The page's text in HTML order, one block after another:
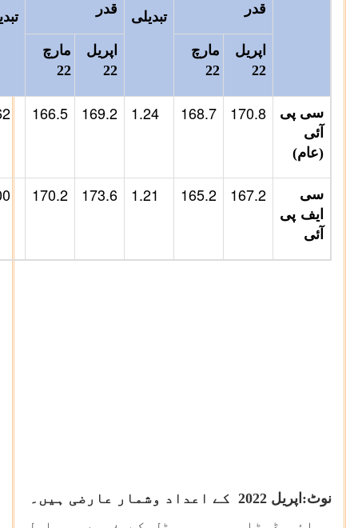
قدر
تبدیلی
قدر
اپریل
22
مارچ
22
اپریل
22
مارچ
22
سی پی
آئی
(عام)
170.8
168.7
1.24
169.2
166.5
سی
ایف پی
آئی
167.2
165.2
1.21
173.6
170.2
نوٹ:اپریل 2022 کے اعداد وشمار عارضی ہیں۔